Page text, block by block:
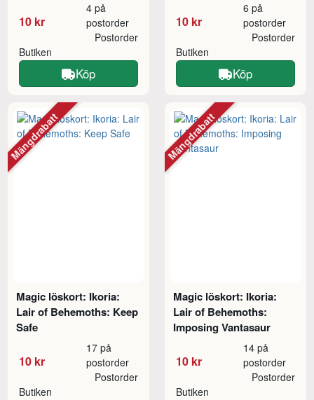
10 kr
4 på
postorder
Butiken
Postorder
Köp
10 kr
6 på
postorder
Butiken
Postorder
Köp
Magic löskort: Ikoria:
Lair of Behemoths: Keep
Safe
10 kr
17 på
postorder
Butiken
Postorder
Mängdrabatt
Magic löskort: Ikoria:
Lair of Behemoths:
Imposing Vantasaur
10 kr
14 på
postorder
Butiken
Postorder
Mängdrabatt